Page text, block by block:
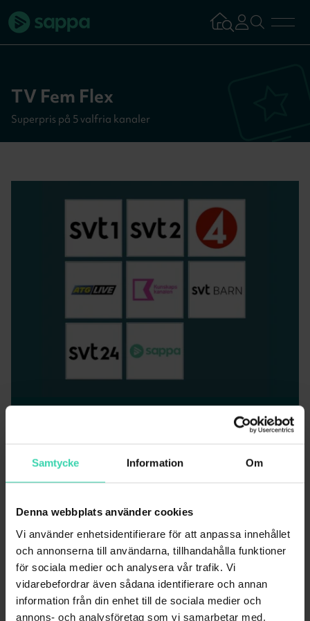
Samtycke Information Om
Denna webbplats använder cookies
Vi använder enhetsidentifierare för att anpassa innehållet
och annonserna till användarna, tillhandahålla funktioner
för sociala medier och analysera vår trafik. Vi
vidarebefordrar även sådana identifierare och annan
information från din enhet till de sociala medier och
annons- och analysföretag som vi samarbetar med.
TV & Streaming
Kundsupport
Logga in
Aktivera
TV Fem Flex
Superpris på 5 valfria kanaler
Utöver de fem kanalerna som du väljer får du
dessutom alltid med de här grundkanalerna
från SVT, TV4 och ATG.
TV Fem Flex